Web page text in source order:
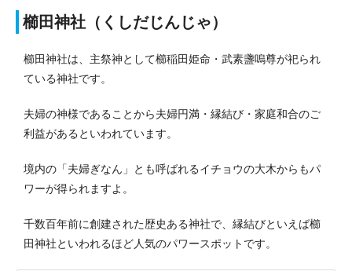
櫛田神社（くしだじんじゃ）
櫛田神社は、主祭神として櫛稲田姫命・武素盞嗚尊が祀られ
ている神社です。
夫婦の神様であることから夫婦円満・縁結び・家庭和合のご
利益があるといわれています。
境内の「夫婦ぎなん」とも呼ばれるイチョウの大木からもパ
ワーが得られますよ。
千数百年前に創建された歴史ある神社で、縁結びといえば櫛
田神社といわれるほど人気のパワースポットです。